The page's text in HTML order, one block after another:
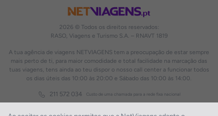
2026 © Todos os direitos reservados:
RASO, Viagens e Turismo S.A. – RNAVT 1819
A tua agência de viagens NETVIAGENS tem a preocupação de estar sempre
mais perto de ti, para maior comodidade e total facilidade na marcação das
tuas viagens, tens ainda ao teu dispor o nosso call center a funcionar todos
os dias úteis das 10:00 às 20:00 e Sábado das 10:00 às 14:00.
211 572 034 Custo de uma chamada para a rede fixa nacional